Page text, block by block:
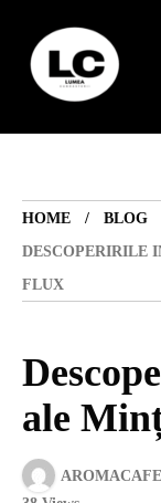
HOME
BLOG
DESCOPERIRILE
FLUX
ale